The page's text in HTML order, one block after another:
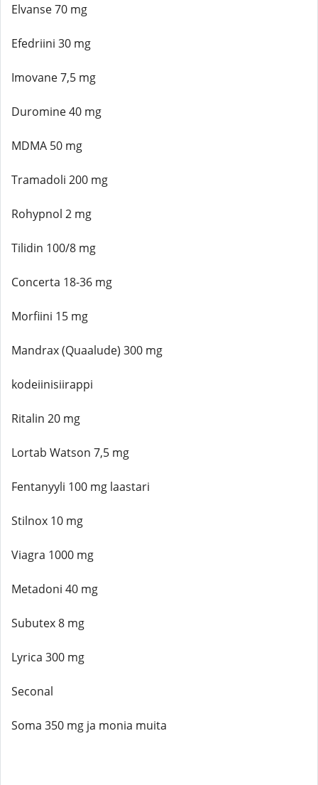
Elvanse 70 mg
Efedriini 30 mg
Imovane 7,5 mg
Duromine 40 mg
MDMA 50 mg
Tramadoli 200 mg
Rohypnol 2 mg
Tilidin 100/8 mg
Concerta 18-36 mg
Morfiini 15 mg
Mandrax (Quaalude) 300 mg
kodeiinisiirappi
Ritalin 20 mg
Lortab Watson 7,5 mg
Fentanyyli 100 mg laastari
Stilnox 10 mg
Viagra 1000 mg
Metadoni 40 mg
Subutex 8 mg
Lyrica 300 mg
Seconal
Soma 350 mg ja monia muita